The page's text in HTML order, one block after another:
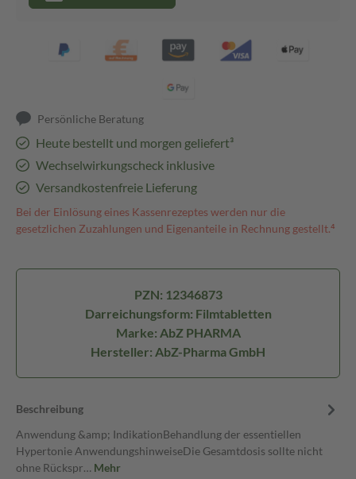
Persönliche Beratung
Heute bestellt und morgen geliefert³
Wechselwirkungscheck inklusive
Versandkostenfreie Lieferung
Bei der Einlösung eines Kassenrezeptes werden nur die
gesetzlichen Zuzahlungen und Eigenanteile in Rechnung gestellt.⁴
PZN: 12346873
Darreichungsform: Filmtabletten
Marke: AbZ PHARMA
Hersteller: AbZ-Pharma GmbH
Beschreibung
Anwendung &amp; IndikationBehandlung der essentiellen
Hypertonie AnwendungshinweiseDie Gesamtdosis sollte nicht
ohne Rückspr… Mehr